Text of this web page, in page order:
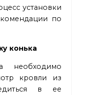
установки
по
конька
необходимо
кровли из
в ее